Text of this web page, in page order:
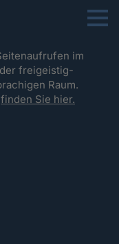
Menu
im
freigeistig-
Raum.
finden Sie hier.